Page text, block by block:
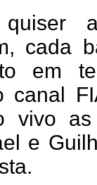
cada
em
canal
vivo
e